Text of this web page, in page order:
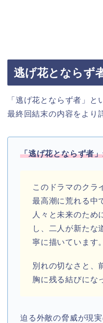
逃げ花とならず
「逃げ花とならず者」
最終回結末の内容をより
「逃げ花とならず者」
このドラマのクラ
最高潮に荒れる中
人々と未来のため
し、二人が新たな
寧に描いています。
別れの切なさと、
胸に残る結びにな
迫る外敵の脅威が現